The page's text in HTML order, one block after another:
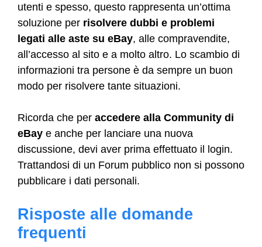
utenti e spesso, questo rappresenta un’ottima
soluzione per risolvere dubbi e problemi
legati alle aste su eBay, alle compravendite,
all’accesso al sito e a molto altro. Lo scambio di
informazioni tra persone è da sempre un buon
modo per risolvere tante situazioni.
Ricorda che per accedere alla Community di
eBay e anche per lanciare una nuova
discussione, devi aver prima effettuato il login.
Trattandosi di un Forum pubblico non si possono
pubblicare i dati personali.
Risposte alle domande
frequenti